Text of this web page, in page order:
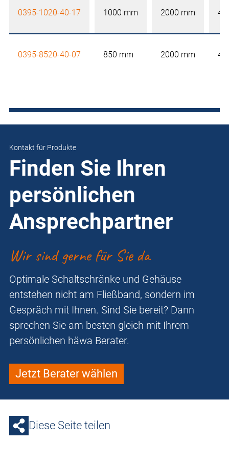
0395-1020-40-17 1000 mm 2000 mm
0395-8520-40-07 850 mm 2000 mm
Kontakt für Produkte
Finden Sie Ihren
persönlichen
Ansprechpartner
Wir sind gerne für Sie da
Optimale Schaltschränke und Gehäuse
entstehen nicht am Fließband, sondern im
Gespräch mit Ihnen. Sind Sie bereit? Dann
sprechen Sie am besten gleich mit Ihrem
persönlichen häwa Berater.
Jetzt Berater wählen
Diese Seite teilen